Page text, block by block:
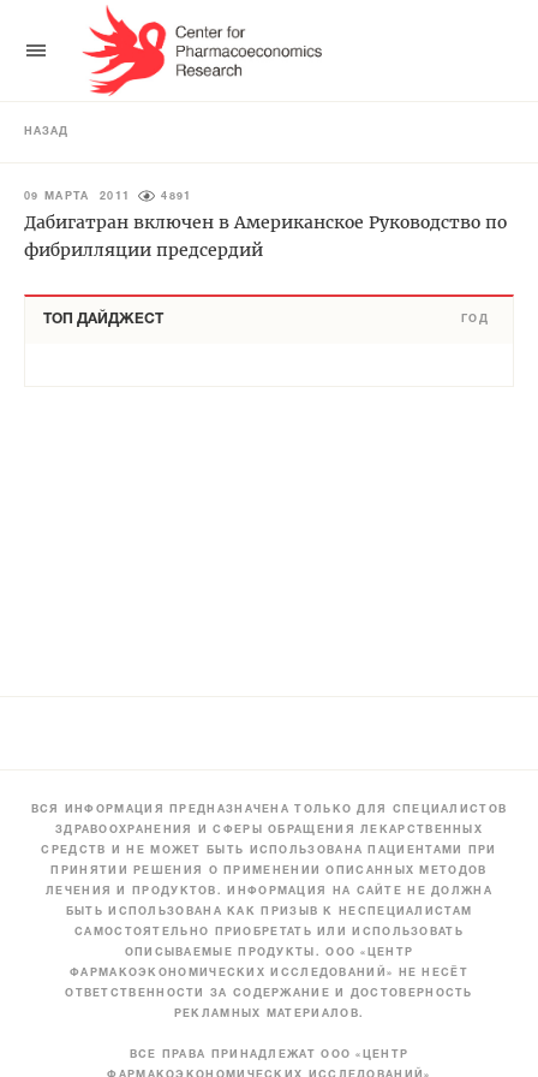
НАЗАД
09 МАРТА 2011 4891
Дабигатран включен в Американское Руководство по
фибрилляции предсердий
ТОП ДАЙДЖЕСТ ГОД
ВСЯ ИНФОРМАЦИЯ ПРЕДНАЗНАЧЕНА ТОЛЬКО ДЛЯ СПЕЦИАЛИСТОВ
ЗДРАВООХРАНЕНИЯ И СФЕРЫ ОБРАЩЕНИЯ ЛЕКАРСТВЕННЫХ
СРЕДСТВ И НЕ МОЖЕТ БЫТЬ ИСПОЛЬЗОВАНА ПАЦИЕНТАМИ ПРИ
ПРИНЯТИИ РЕШЕНИЯ О ПРИМЕНЕНИИ ОПИСАННЫХ МЕТОДОВ
ЛЕЧЕНИЯ И ПРОДУКТОВ. ИНФОРМАЦИЯ НА САЙТЕ НЕ ДОЛЖНА
БЫТЬ ИСПОЛЬЗОВАНА КАК ПРИЗЫВ К НЕСПЕЦИАЛИСТАМ
САМОСТОЯТЕЛЬНО ПРИОБРЕТАТЬ ИЛИ ИСПОЛЬЗОВАТЬ
ОПИСЫВАЕМЫЕ ПРОДУКТЫ. ООО «ЦЕНТР
ФАРМАКОЭКОНОМИЧЕСКИХ ИССЛЕДОВАНИЙ» НЕ НЕСЁТ
ОТВЕТСТВЕННОСТИ ЗА СОДЕРЖАНИЕ И ДОСТОВЕРНОСТЬ
РЕКЛАМНЫХ МАТЕРИАЛОВ.
ВСЕ ПРАВА ПРИНАДЛЕЖАТ ООО «ЦЕНТР